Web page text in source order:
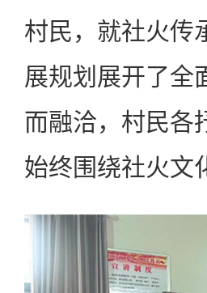
村民，就社火传
展规划展开了全
而融洽，村民各
始终围绕社火文